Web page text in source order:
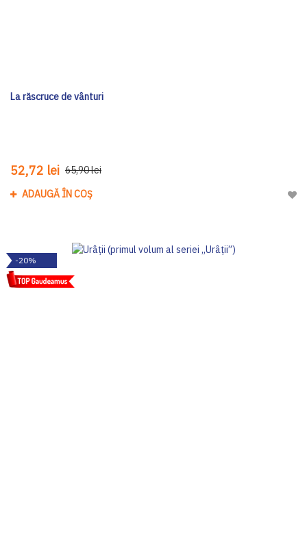
La răscruce de vânturi
52,72 lei 65,90 lei
ADAUGĂ ÎN COȘ
-20%